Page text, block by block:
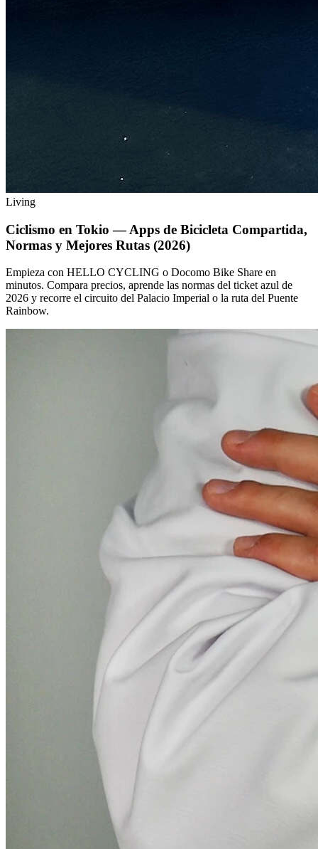
Living
Ciclismo en Tokio — Apps de Bicicleta Compartida,
Normas y Mejores Rutas (2026)
Empieza con HELLO CYCLING o Docomo Bike Share en
minutos. Compara precios, aprende las normas del ticket azul de
2026 y recorre el circuito del Palacio Imperial o la ruta del Puente
Rainbow.